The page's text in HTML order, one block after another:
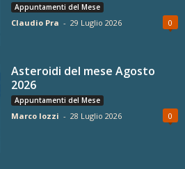
Appuntamenti del Mese
Claudio Pra - 29 Luglio 2026 0
Asteroidi del mese Agosto
2026
Appuntamenti del Mese
Marco Iozzi - 28 Luglio 2026 0